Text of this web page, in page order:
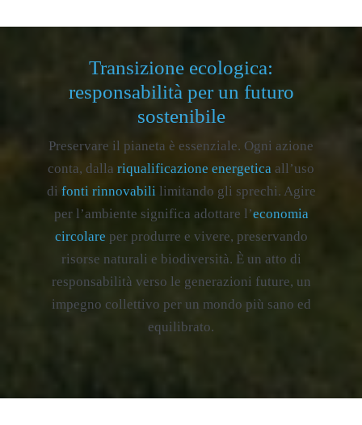
Transizione ecologica:
responsabilità per un futuro
sostenibile
Preservare il pianeta è essenziale. Ogni azione
conta, dalla riqualificazione energetica all’uso
di fonti rinnovabililimitando gli sprechi. Agire
per l’ambiente significa adottare l’economia
circolare per produrre e vivere, preservando
risorse naturali e biodiversità. È un atto di
responsabilità verso le generazioni future, un
impegno collettivo per un mondo più sano ed
equilibrato.